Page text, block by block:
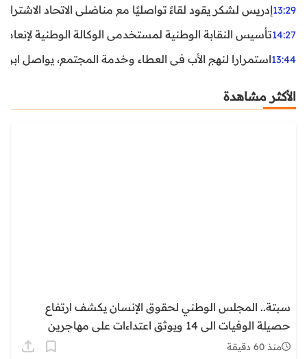
13:29إدريس لشكر يقود لقاءً تواصليًا مع مناضلي الاتحاد
14:27تأسيس النقابة الوطنية لمستخدمي الوكالة الوطنية
13:44استمرارا لنهج الأب في العطاء وخدمة المجتمع، يواصل ابن
الأكثر مشاهدة
سبتة.. المجلس الوطني لحقوق الإنسان يكشف ارتفاع
حصيلة الوفيات الى 14 ويوثق اعتداءات على مهاجرين
منذ 60 دقيقة